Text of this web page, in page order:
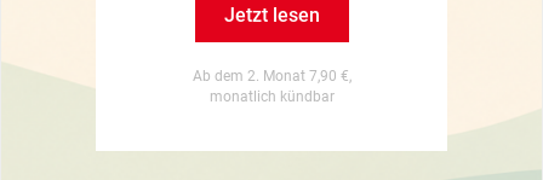
Jetzt lesen
Ab dem 2. Monat 7,90 €,
monatlich kündbar